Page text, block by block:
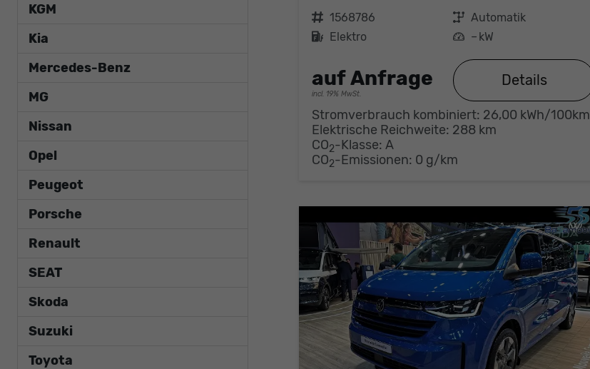
Fahrzeugnr. 1568786 Getriebe Automatik
Kraftstoff Elektro Leistung – kW
auf Anfrage
incl. 19% MwSt.
Details
Stromverbrauch kombiniert: 26,00 kWh/100km
Elektrische Reichweite: 288 km
CO2-Klasse: A
CO2-Emissionen: 0 g/km
KGM
Kia
Mercedes-Benz
MG
Nissan
Opel
Peugeot
Porsche
Renault
SEAT
Skoda
Suzuki
Toyota